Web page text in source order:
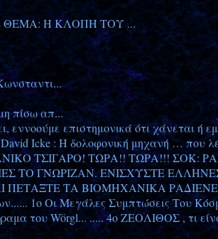
Η ΚΛΟΠΗ ΤΟΥ ...
πίσω απ...
εννοούμε επιστημονικά ότι χάνεται ή
Icke : Η δολοφονική μηχανή … που
ΤΣΙΓΑΡΟ! ΤΩΡΑ!! ΤΩΡΑ!!! ΣΟΚ:
ΤΟ ΓΝΩΡΙΖΑΝ. ΕΝΙΣΧΥΣΤΕ
ΤΑ ΒΙΟΜΗΧΑΝΙΚΑ
1ο Οι Μεγάλες Συμπτώσεις Του
του Wörgl... ..... 4o ΖΕΟΛΙΘΟΣ , τι